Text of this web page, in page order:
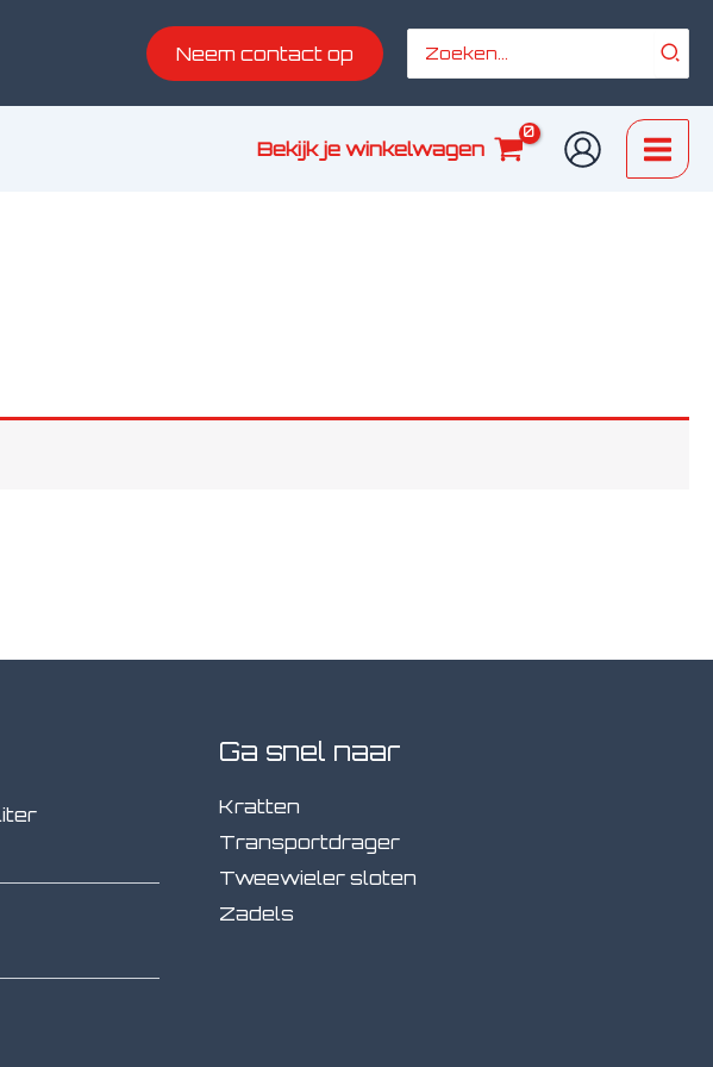
Neem contact op
naar:
Bekijk je winkelwagen
Main
Ga snel naar
Kratten
Transportdrager
Tweewieler sloten
Zadels